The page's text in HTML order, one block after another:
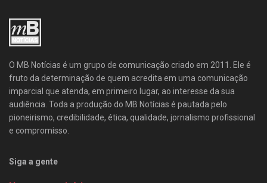
O MB Notícias é um grupo de comunicação criado em 2011. Ele é
fruto da determinação de quem acredita em uma comunicação
imparcial que atenda, em primeiro lugar, ao interesse da sua
audiência. Toda a produção do MB Notícias é pautada pelo
pioneirismo, credibilidade, ética, qualidade, jornalismo profissional
e compromisso.
Siga a gente